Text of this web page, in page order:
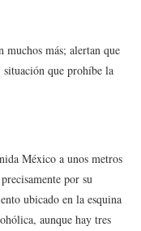
muchos más; alertan que
situación que prohíbe la
México a unos metros
por su
ubicado en la esquina
aunque hay tres